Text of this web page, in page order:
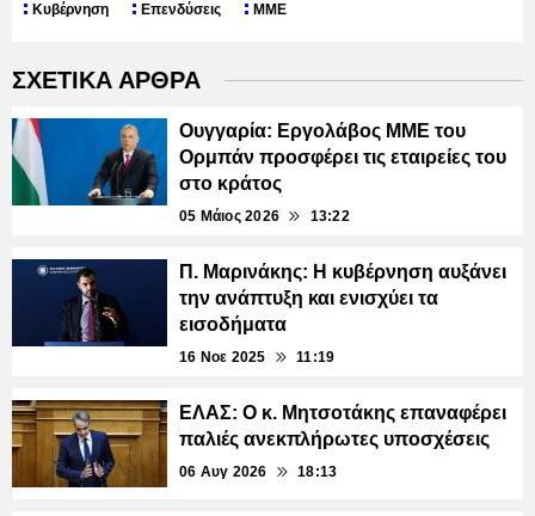
Κυβέρνηση Επενδύσεις ΜΜΕ
ΣΧΕΤΙΚΑ ΑΡΘΡΑ
Ουγγαρία: Εργολάβος ΜΜΕ του
Ορμπάν προσφέρει τις εταιρείες του
στο κράτος
05 Μάιος 2026 13:22
Π. Μαρινάκης: Η κυβέρνηση αυξάνει
την ανάπτυξη και ενισχύει τα
εισοδήματα
16 Νοε 2025 11:19
ΕΛΑΣ: Ο κ. Μητσοτάκης επαναφέρει
παλιές ανεκπλήρωτες υποσχέσεις
06 Αυγ 2026 18:13